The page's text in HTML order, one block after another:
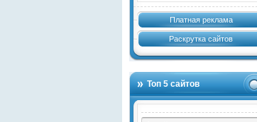
Платная реклама
Раскрутка сайтов
Топ 5 сайтов